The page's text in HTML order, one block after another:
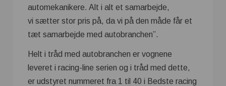
automekanikere. Alt i alt et samarbejde,
vi sætter stor pris på, da vi på den måde får et
tæt samarbejde med autobranchen”.
Helt i tråd med autobranchen er vognene
leveret i racing-line serien og i tråd med dette,
er udstyret nummeret fra 1 til 40 i Bedste racing